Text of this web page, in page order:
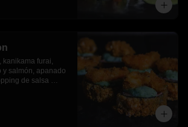
kanikama furai,
y salmón, apanado
de salsa